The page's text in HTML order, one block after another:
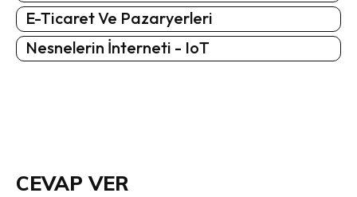
E-Ticaret Ve Pazaryerleri
Nesnelerin İnterneti - IoT
CEVAP VER